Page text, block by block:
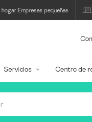
hogar Empresas pequeñas
Servicios Centro de